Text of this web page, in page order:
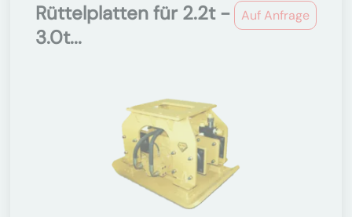
Auf Anfrage
Rüttelplatten für 2.2t -
3.0t...